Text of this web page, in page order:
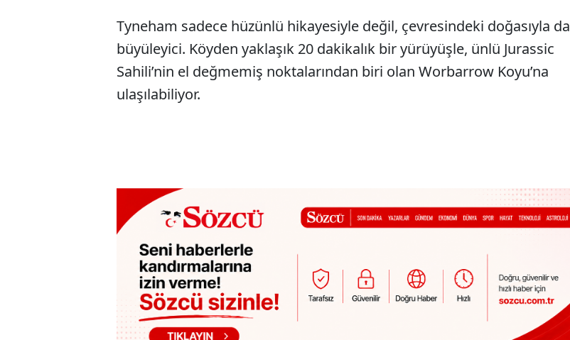
Tyneham sadece hüzünlü hikayesiyle değil, çevresindeki doğasıyla da
büyüleyici. Köyden yaklaşık 20 dakikalık bir yürüyüşle, ünlü Jurassic
Sahili’nin el değmemiş noktalarından biri olan Worbarrow Koyu’na
ulaşılabiliyor.